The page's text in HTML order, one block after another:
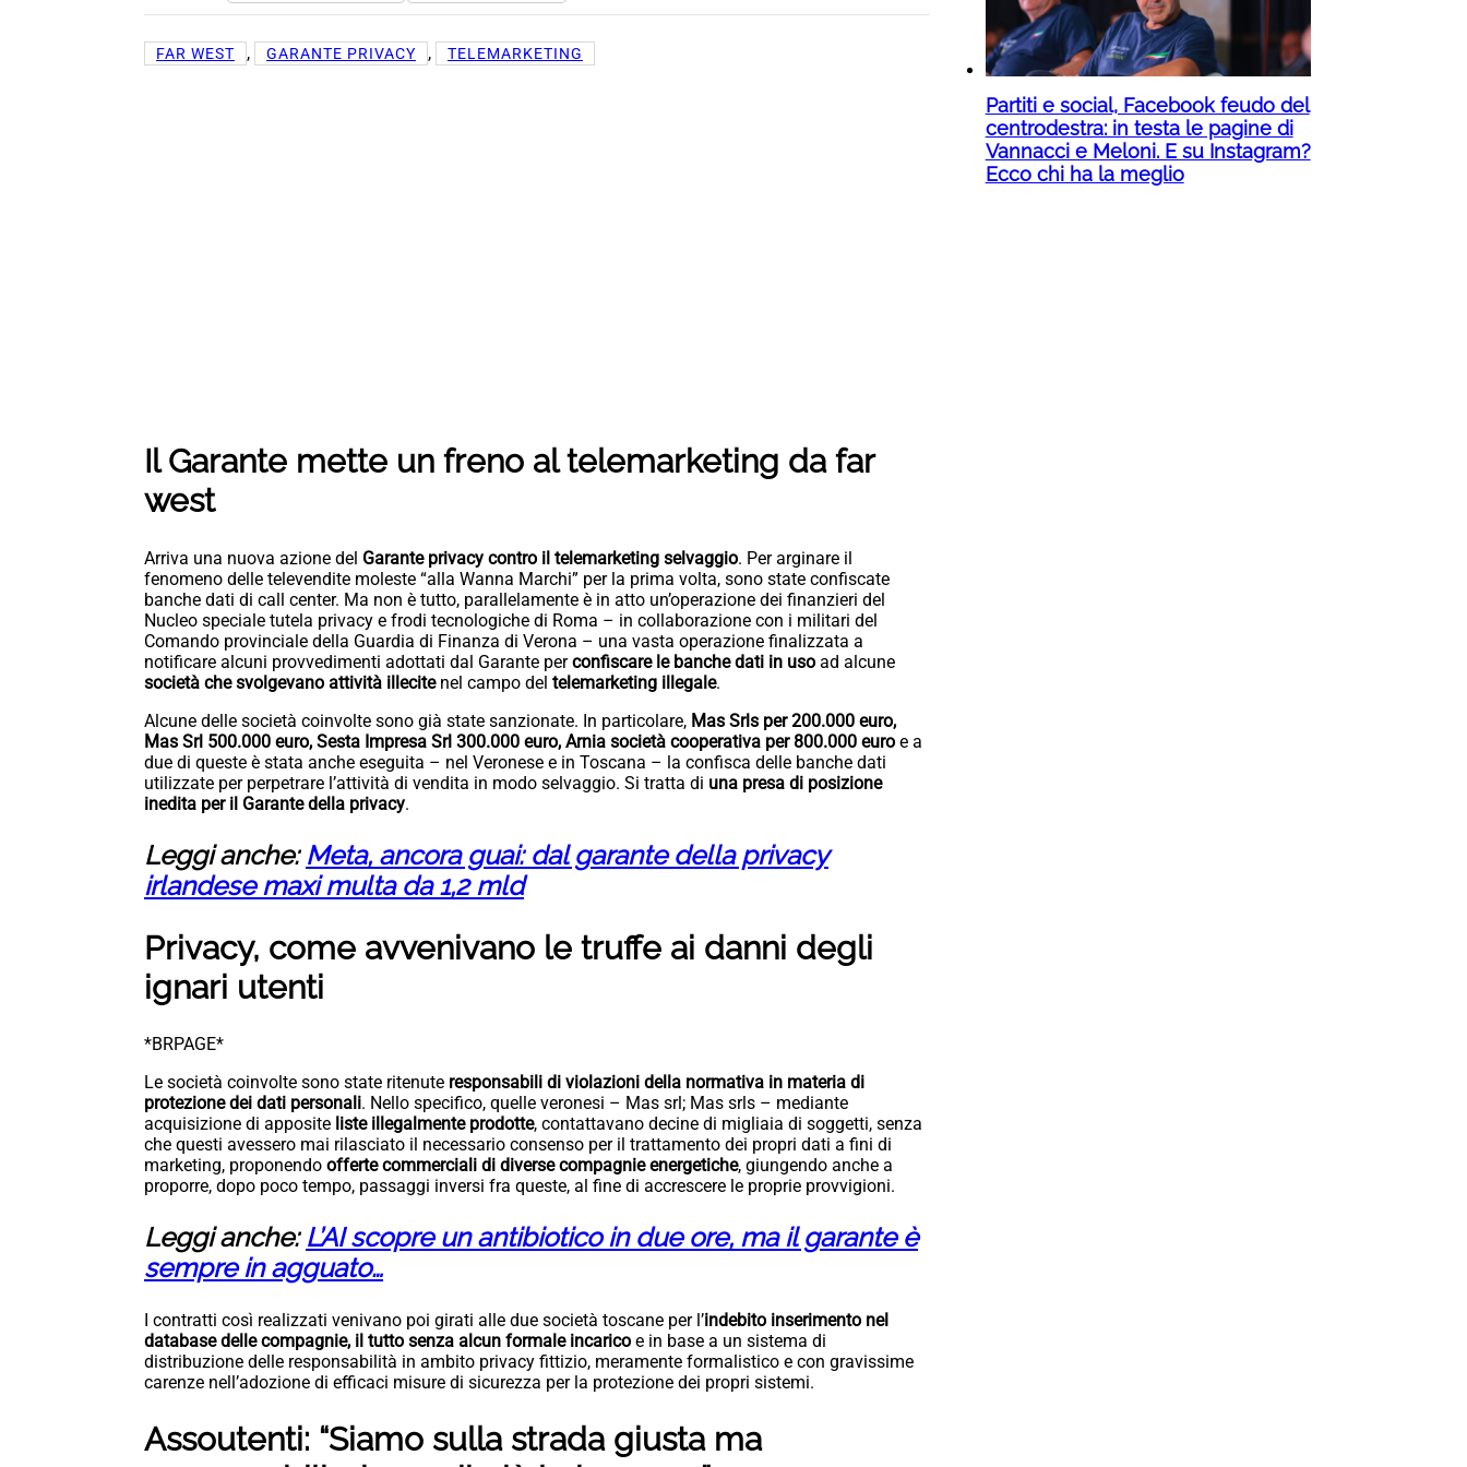
FAR WEST , GARANTE PRIVACY , TELEMARKETING
Il Garante mette un freno al telemarketing da far
west
Arriva una nuova azione del Garante privacy contro il telemarketing selvaggio. Per arginare il
fenomeno delle televendite moleste “alla Wanna Marchi” per la prima volta, sono state confiscate
banche dati di call center. Ma non è tutto, parallelamente è in atto un’operazione dei finanzieri del
Nucleo speciale tutela privacy e frodi tecnologiche di Roma – in collaborazione con i militari del
Comando provinciale della Guardia di Finanza di Verona – una vasta operazione finalizzata a
notificare alcuni provvedimenti adottati dal Garante perconfiscare le banche dati in uso ad alcune
società che svolgevano attività illecitenel campo del telemarketing illegale.
Alcune delle società coinvolte sono già state sanzionate. In particolare, Mas Srls per 200.000 euro,
Mas Srl 500.000 euro, Sesta Impresa Srl 300.000 euro, Arnia società cooperativa per 800.000 euro e a
due di queste è stata anche eseguita – nel Veronese e in Toscana – la confisca delle banche dati
utilizzate per perpetrare l’attività di vendita in modo selvaggio. Si tratta di una presa di posizione
inedita per il Garante della privacy.
Leggi anche: Meta, ancora guai: dal garante della privacy
irlandese maxi multa da 1,2 mld
Privacy, come avvenivano le truffe ai danni degli
ignari utenti
*BRPAGE*
Le società coinvolte sono state ritenute responsabili di violazioni della normativa in materia di
protezione dei dati personali. Nello specifico, quelle veronesi – Mas srl; Mas srls – mediante
acquisizione di apposite liste illegalmente prodotte, contattavano decine di migliaia di soggetti, senza
che questi avessero mai rilasciato il necessario consenso per il trattamento dei propri dati a fini di
marketing, proponendo offerte commerciali di diverse compagnie energetiche, giungendo anche a
proporre, dopo poco tempo, passaggi inversi fra queste, al fine di accrescere le proprie provvigioni.
Leggi anche: L’AI scopre un antibiotico in due ore, ma il garante è
sempre in agguato…
I contratti così realizzati venivano poi girati alle due società toscane per l’indebito inserimento nel
database delle compagnie, il tutto senza alcun formale incarico e in base a un sistema di
distribuzione delle responsabilità in ambito privacy fittizio, meramente formalistico e con gravissime
carenze nell’adozione di efficaci misure di sicurezza per la protezione dei propri sistemi.
Assoutenti: “Siamo sulla strada giusta ma
Partiti e social, Facebook feudo del
centrodestra: in testa le pagine di
Vannacci e Meloni. E su Instagram?
Ecco chi ha la meglio